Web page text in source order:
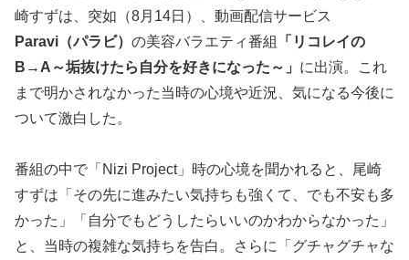
崎すずは、突如（8月14日）、動画配信サービス
Paravi（パラビ） の美容バラエティ番組
「リコレイの
B→A～垢抜けたら自分を好きになった～」 に出演。これ
まで明かされなかった当時の心境や近況、気になる今後に
ついて激白した。
番組の中で「Nizi Project」時の心境を聞かれると、尾崎
すずは「その先に進みたい気持ちも強くて、でも不安も多
かった」「自分でもどうしたらいいのかわからなかった」
と、当時の複雑な気持ちを告白。さらに「グチャグチャな